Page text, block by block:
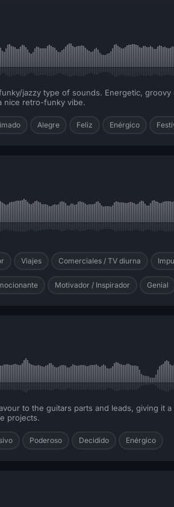
jazzy type of sounds. Energetic,
nice retro-funky vibe.
Alegre Feliz Enérgico
Viajes Comerciales / TV diurna
Motivador / Inspirador Genial
to the guitars parts and leads, giving it
projects.
Poderoso Decidido Enérgico